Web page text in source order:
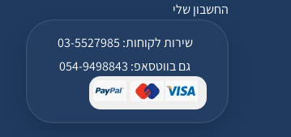
החשבון שלי
שירות לקוחות: 03-5527985
גם בווטסאפ: 054-9498843